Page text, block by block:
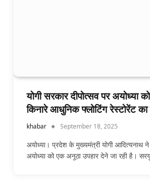
योगी सरकार दीपोत्सव पर अयोध्या
किनारे आधुनिक फ्लोटिंग रेस्टोरेंट का
khabar September 18, 2025
अयोध्या। प्रदेश के मुख्यमंत्री योगी आदित्यनाथ ने
अयोध्या को एक अनूठा उपहार देने जा रही है।